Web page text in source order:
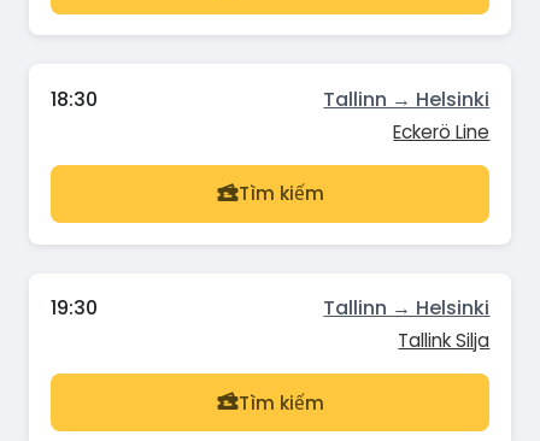
18:30 Tallinn → Helsinki
Eckerö Line
Tìm kiếm
19:30 Tallinn → Helsinki
Tallink Silja
Tìm kiếm